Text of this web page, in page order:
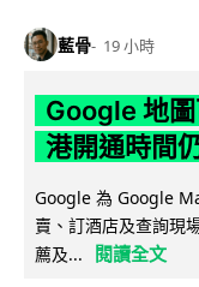
藍骨 19 小時
Google 地
港開通時間
Google 為 Google
賣、訂酒店及查詢現
薦及...
閱讀全文